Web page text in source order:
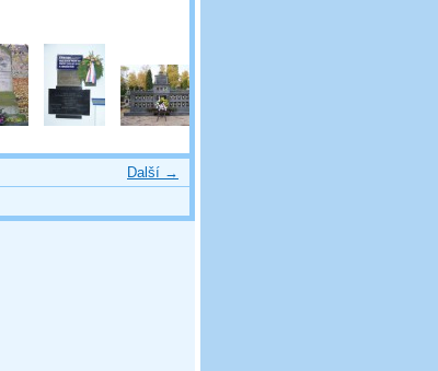
Další →